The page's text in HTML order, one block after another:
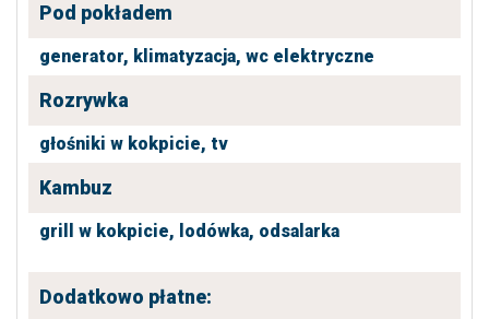
Pod pokładem
generator, klimatyzacja, wc elektryczne
Rozrywka
głośniki w kokpicie, tv
Kambuz
grill w kokpicie, lodówka, odsalarka
Dodatkowo płatne: